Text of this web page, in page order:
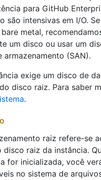
para GitHub
são intensivas em I/O.
metal,
um disco ou usar um
armazenamento (SAN).
exige um disco de
disco raiz. Para saber
.
raiz refere-se
raiz da instância.
for inicializada, você
no sistema de